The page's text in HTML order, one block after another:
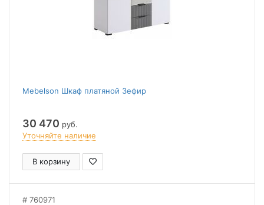
Mebelson Шкаф платяной Зефир
30 470 руб.
Уточняйте наличие
В корзину
760971